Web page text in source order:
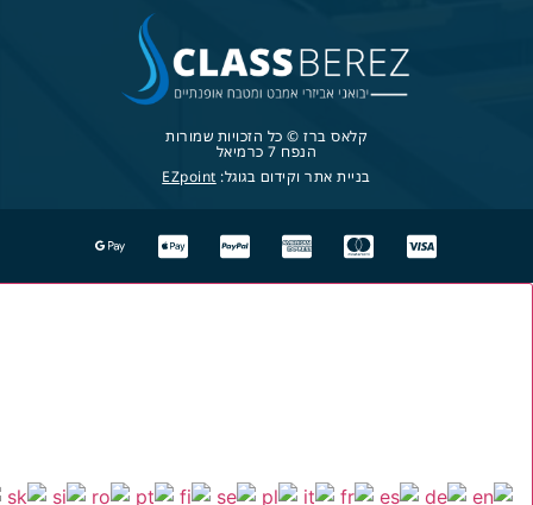
קלאס ברז © כל הזכויות שמורות
הנפח 7 כרמיאל
בניית אתר וקידום בגוגל: EZpoint